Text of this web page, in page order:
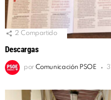
2 Compartido
Descargas
por Comunicación PSOE